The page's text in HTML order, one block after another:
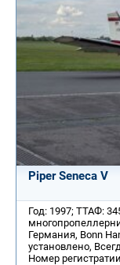
Piper Seneca V
Год: 1997; ТТАФ:
Германия, Bonn
установлено,
Номер